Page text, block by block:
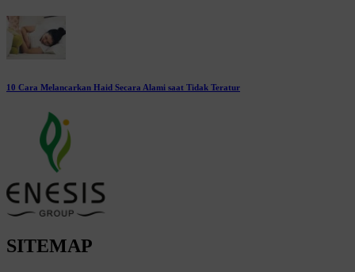
10 Cara Melancarkan Haid Secara Alami saat Tidak Teratur
SITEMAP